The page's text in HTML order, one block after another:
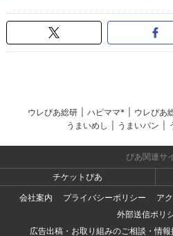
ウレぴあ総研 ハピママ* ウレぴあ
うまいめし
うまいパン
ぴあ関連サ
チケットぴあ
会社案内
プライバシーポリシー
ア
外部送信ポリ
広告出稿・お取り組みのご相談・情